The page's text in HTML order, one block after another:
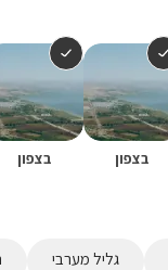
בצפון בצפון
גליל מערבי